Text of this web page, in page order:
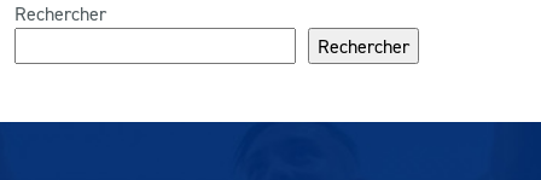
Rechercher
Rechercher